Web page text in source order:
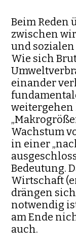
Beim Reden
zwischen
und
Wie sich
einander
weitergehen
Wachstum
in einer
Bedeutung.
Wirtschaft
drängen
notwendig
am Ende
auch.